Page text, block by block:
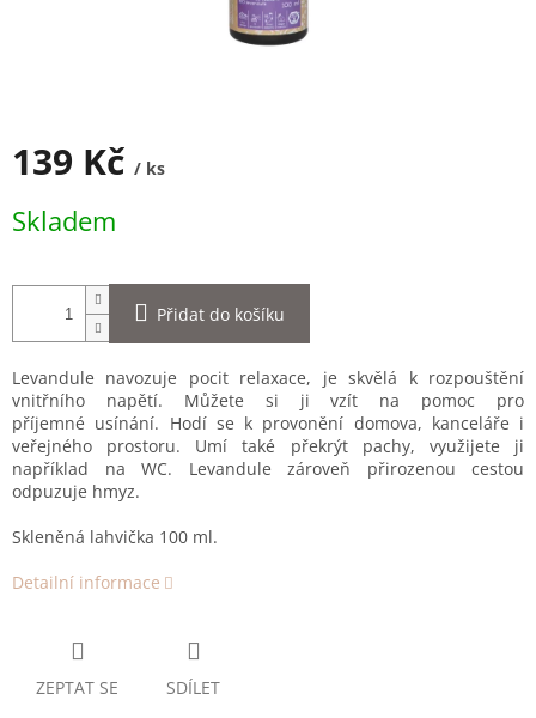
139 Kč / ks
cena:
Skladem
Přidat do košíku
Levandule navozuje pocit relaxace, je skvělá k rozpouštění
vnitřního napětí. Můžete si ji vzít na pomoc pro
příjemné usínání. Hodí se k provonění domova, kanceláře i
veřejného prostoru. Umí také překrýt pachy, využijete ji
například na WC. Levandule zároveň přirozenou cestou
odpuzuje hmyz.
Skleněná lahvička 100 ml.
Detailní informace
ZEPTAT SE SDÍLET